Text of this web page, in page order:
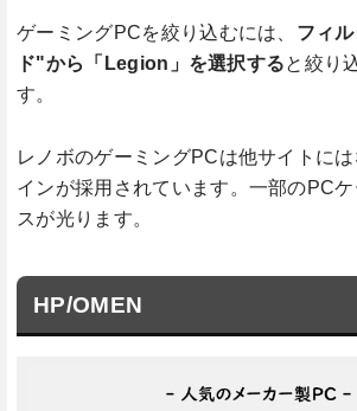
ゲーミングPCを絞り込むには、 フィ
ド"から「Legion」を選択すると絞り
す。
レノボのゲーミングPCは他サイトに
インが採用されています。一部のPC
スが光ります。
HP/OMEN